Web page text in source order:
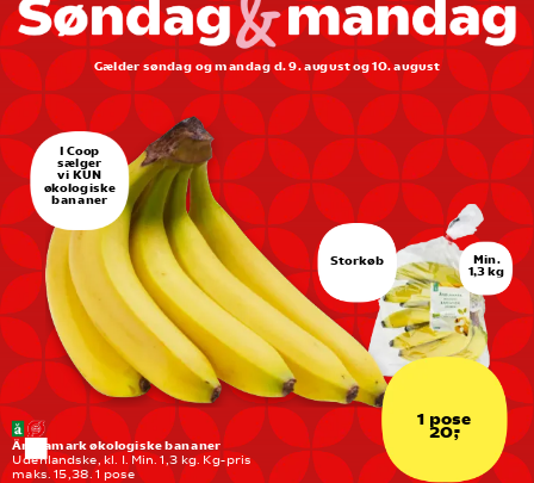
Gælder søndag og mandag d. 9. august og 10. august
1 pose
20,-
Änglamark økologiske bananer
Udenlandske, kl. I. Min. 1,3 kg. Kg-pris
maks. 15,38. 1 pose
Min.
1,3 kg
Storkøb
I Coop
sælger
vi KUN
økologiske
bananer